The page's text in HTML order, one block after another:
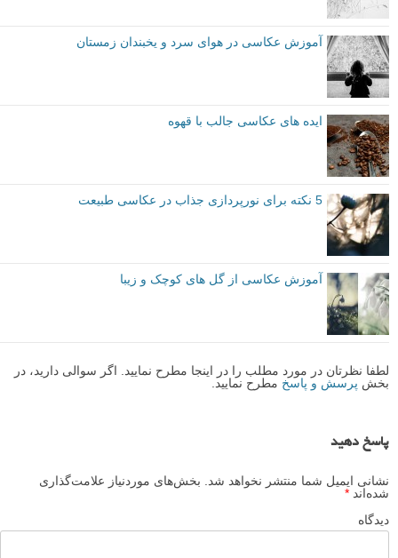
آموزش عکاسی در هوای سرد و یخبندان زمستان
ایده های عکاسی جالب با قهوه
5 نکته برای نورپردازی جذاب در عکاسی طبیعت
آموزش عکاسی از گل های کوچک و زیبا
لطفا نظرتان در مورد مطلب را در اینجا مطرح نمایید. اگر سوالی دارید، در
بخش پرسش و پاسخ مطرح نمایید.
پاسخ دهید
نشانی ایمیل شما منتشر نخواهد شد.
بخش‌های موردنیاز علامت‌گذاری
شده‌اند *
دیدگاه